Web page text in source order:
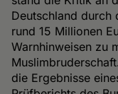
Deutschland durch
rund 15 Millionen
Warnhinweisen zu
die Ergebnisse